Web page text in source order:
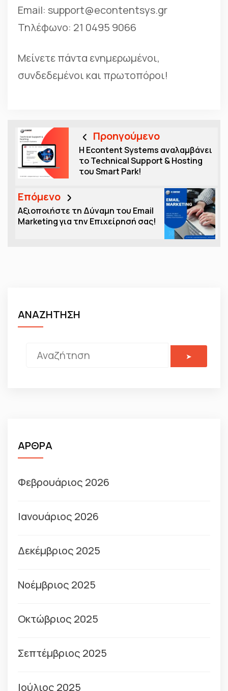
Email: support@econtentsys.gr
Τηλέφωνο: 21 0495 9066
Μείνετε πάντα ενημερωμένοι,
συνδεδεμένοι και πρωτοπόροι!
Προηγούμενο
Η Econtent Systems αναλαμβάνει
το Technical Support & Hosting
του Smart Park!
Επόμενο
Αξιοποιήστε τη Δύναμη του Email
Marketing για την Επιχείρησή σας!
ΑΝΑΖΗΤΗΣΗ
ΑΡΘΡΑ
Φεβρουάριος 2026
Ιανουάριος 2026
Δεκέμβριος 2025
Νοέμβριος 2025
Οκτώβριος 2025
Σεπτέμβριος 2025
Ιούλιος 2025